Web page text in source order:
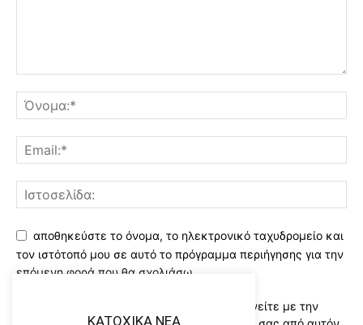
αποθηκεύστε το όνομα, το ηλεκτρονικό ταχυδρομείο και
τον ιστότοπό μου σε αυτό το πρόγραμμα περιήγησης για την
επόμενη φορά που θα σχολιάσω.
Χρησιμοποιώντας αυτό το έντυπο συμφωνείτε με την
KATOXIKA NEA